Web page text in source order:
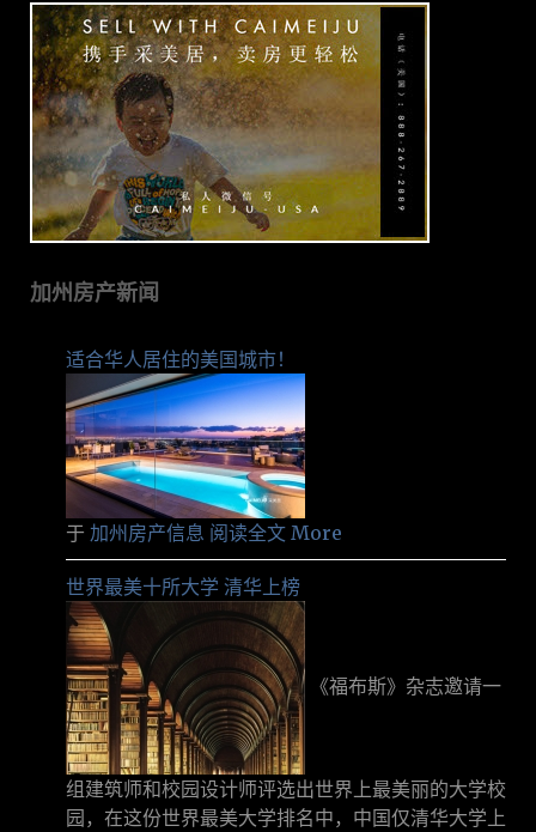
加州房产新闻
适合华人居住的美国城市！
于 加州房产信息 阅读全文 More
世界最美十所大学 清华上榜
《福布斯》杂志邀请一
组建筑师和校园设计师评选出世界上最美丽的大学校
园，在这份世界最美大学排名中，中国仅清华大学上